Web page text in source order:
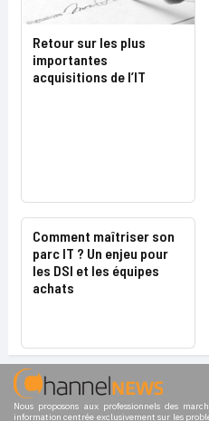
Retour sur les plus
importantes
acquisitions de l’IT
Comment maîtriser son
parc IT ? Un enjeu pour
les DSI et les équipes
achats
Nous proposons aux professionnels des
information centrée exclusivement sur les